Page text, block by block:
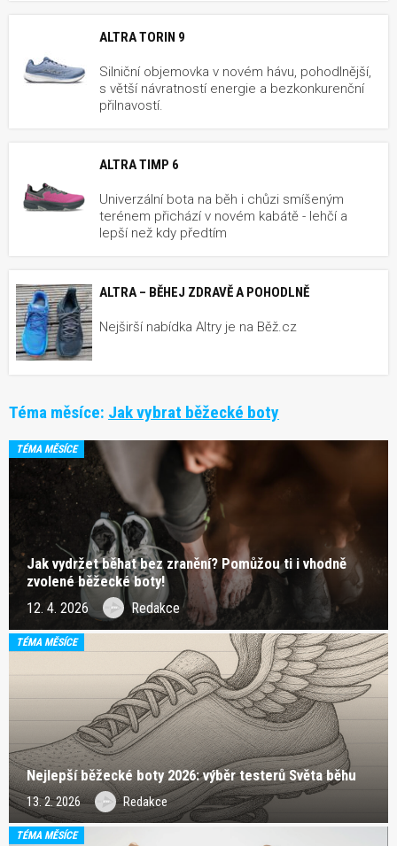
ALTRA TORIN 9
Silniční objemovka v novém hávu, pohodlnější,
s větší návratností energie a bezkonkurenční
přilnavostí.
ALTRA TIMP 6
Univerzální bota na běh i chůzi smíšeným
terénem přichází v novém kabátě - lehčí a
lepší než kdy předtím
ALTRA – BĚHEJ ZDRAVĚ A POHODLNĚ
Nejširší nabídka Altry je na Běž.cz
Téma měsíce: Jak vybrat běžecké boty
TÉMA MĚSÍCE
Jak vydržet běhat bez zranění? Pomůžou ti i vhodně
zvolené běžecké boty!
12. 4. 2026 Redakce
TÉMA MĚSÍCE
Nejlepší běžecké boty 2026: výběr testerů Světa běhu
13. 2. 2026 Redakce
TÉMA MĚSÍCE